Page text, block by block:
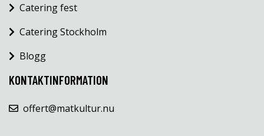
Catering fest
Catering Stockholm
Blogg
KONTAKTINFORMATION
offert@matkultur.nu